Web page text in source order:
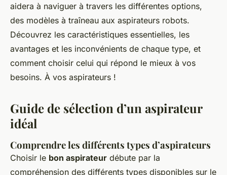
aidera à naviguer à travers les différentes options,
des modèles à traîneau aux aspirateurs robots.
Découvrez les caractéristiques essentielles, les
avantages et les inconvénients de chaque type, et
comment choisir celui qui répond le mieux à vos
besoins. À vos aspirateurs !
Guide de sélection d’un aspirateur
idéal
Comprendre les différents types d’aspirateurs
Choisir le bon aspirateur débute par la
compréhension des différents types disponibles sur le